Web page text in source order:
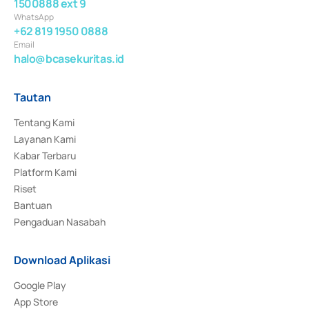
1500888 ext 9
WhatsApp
+62 819 1950 0888
Email
halo@bcasekuritas.id
Tautan
Tentang Kami
Layanan Kami
Kabar Terbaru
Platform Kami
Riset
Bantuan
Pengaduan Nasabah
Download Aplikasi
Google Play
App Store